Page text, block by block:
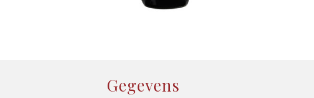
Gegevens